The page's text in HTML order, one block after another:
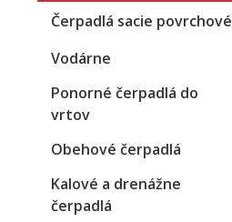
Čerpadlá sacie povrchové
Vodárne
Ponorné čerpadlá do
vrtov
Obehové čerpadlá
Kalové a drenážne
čerpadlá